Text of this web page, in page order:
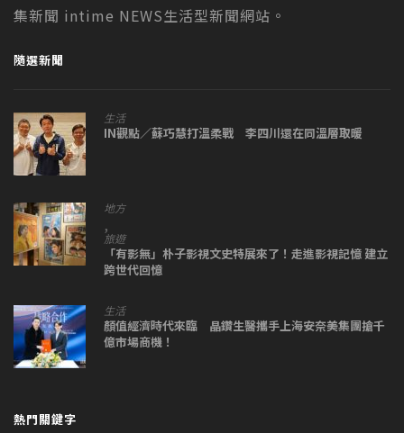
集新聞 intime NEWS生活型新聞網站。
隨選新聞
生活
IN觀點／蘇巧慧打溫柔戰 李四川還在同溫層取暖
地方
,
旅遊
「有影無」朴子影視文史特展來了！走進影視記憶 建立
跨世代回憶
生活
顏值經濟時代來臨 晶鑽生醫攜手上海安奈美集團搶千
億市場商機！
熱門關鍵字